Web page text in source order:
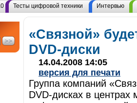
Тесты цифровой техники Интервью
«Связной»
DVD-диски
14.04.2008 14:05
версия для печати
Группа компаний
DVD-дисках в центрах